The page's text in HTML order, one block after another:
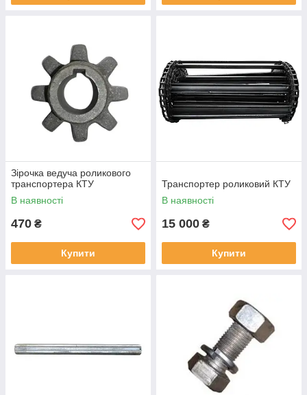
Зірочка ведуча роликового
транспортера КТУ
В наявності
470 ₴
Купити
Транспортер роликовий КТУ
В наявності
15 000 ₴
Купити